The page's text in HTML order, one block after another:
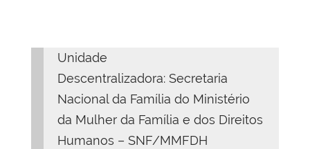
Unidade
Descentralizadora: Secretaria
Nacional da Família do Ministério
da Mulher da Família e dos Direitos
Humanos – SNF/MMFDH